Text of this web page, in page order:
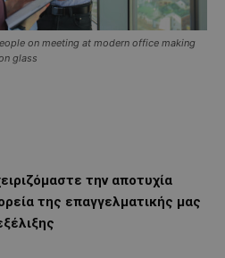
on meeting at modern office making
glass
την αποτυχία
της επαγγελματικής μας